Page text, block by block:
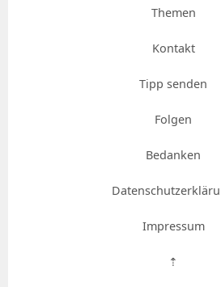
Themen
Kontakt
Tipp senden
Folgen
Bedanken
Impressum
⇡